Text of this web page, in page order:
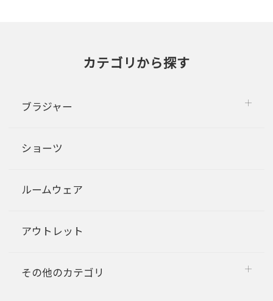
カテゴリから探す
ブラジャー
ショーツ
ルームウェア
アウトレット
その他のカテゴリ